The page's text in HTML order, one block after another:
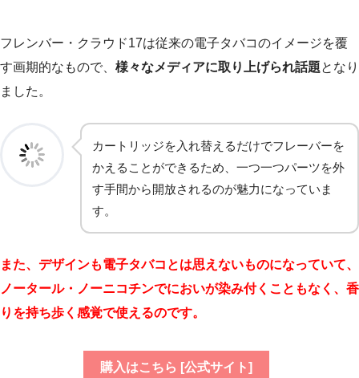
フレンバー・クラウド17は従来の電子タバコのイメージを覆
す画期的なもので、 様々なメディアに取り上げられ話題となり
ました。
カートリッジを入れ替えるだけでフレーバーを
かえることができるため、一つ一つパーツを外
す手間から開放されるのが魅力になっていま
す。
また、デザインも電子タバコとは思えないものになっていて、
ノータール・ノーニコチンでにおいが染み付くこともなく、香
りを持ち歩く感覚で使えるのです。
購入はこちら [公式サイト]